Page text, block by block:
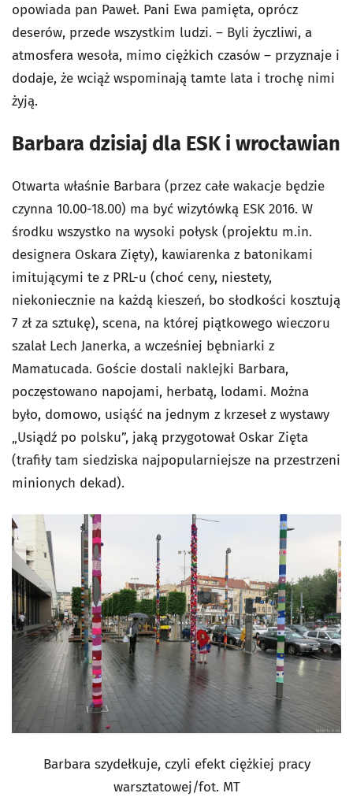
opowiada pan Paweł. Pani Ewa pamięta, oprócz
deserów, przede wszystkim ludzi. – Byli życzliwi, a
atmosfera wesoła, mimo ciężkich czasów – przyznaje i
dodaje, że wciąż wspominają tamte lata i trochę nimi
żyją.
Barbara dzisiaj dla ESK i wrocławian
Otwarta właśnie Barbara (przez całe wakacje będzie
czynna 10.00-18.00) ma być wizytówką ESK 2016. W
środku wszystko na wysoki połysk (projektu m.in.
designera Oskara Zięty), kawiarenka z batonikami
imitującymi te z PRL-u (choć ceny, niestety,
niekoniecznie na każdą kieszeń, bo słodkości kosztują
7 zł za sztukę), scena, na której piątkowego wieczoru
szalał Lech Janerka, a wcześniej bębniarki z
Mamatucada. Goście dostali naklejki Barbara,
poczęstowano napojami, herbatą, lodami. Można
było, domowo, usiąść na jednym z krzeseł z wystawy
„Usiądź po polsku”, jaką przygotował Oskar Zięta
(trafiły tam siedziska najpopularniejsze na przestrzeni
minionych dekad).
Barbara szydełkuje, czyli efekt ciężkiej pracy
warsztatowej/fot. MT